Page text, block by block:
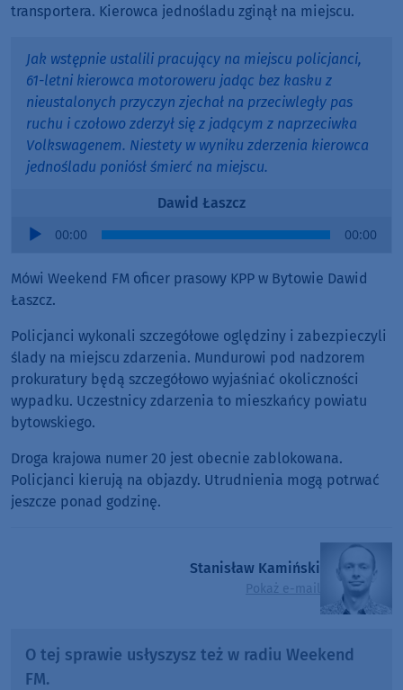
transportera. Kierowca jednośladu zginął na miejscu.
Jak wstępnie ustalili pracujący na miejscu policjanci,
61-letni kierowca motoroweru jadąc bez kasku z
nieustalonych przyczyn zjechał na przeciwległy pas
ruchu i czołowo zderzył się z jadącym z naprzeciwka
Volkswagenem. Niestety w wyniku zderzenia kierowca
jednośladu poniósł śmierć na miejscu.
Dawid Łaszcz
Audio
00:00 00:00
Mówi Weekend FM oficer prasowy KPP w Bytowie Dawid
Łaszcz.
Policjanci wykonali szczegółowe oględziny i zabezpieczyli
ślady na miejscu zdarzenia. Mundurowi pod nadzorem
prokuratury będą szczegółowo wyjaśniać okoliczności
wypadku. Uczestnicy zdarzenia to mieszkańcy powiatu
bytowskiego.
Droga krajowa numer 20 jest obecnie zablokowana.
Policjanci kierują na objazdy. Utrudnienia mogą potrwać
jeszcze ponad godzinę.
Stanisław Kamiński
Pokaż e-mail
O tej sprawie usłyszysz też w radiu Weekend
FM.